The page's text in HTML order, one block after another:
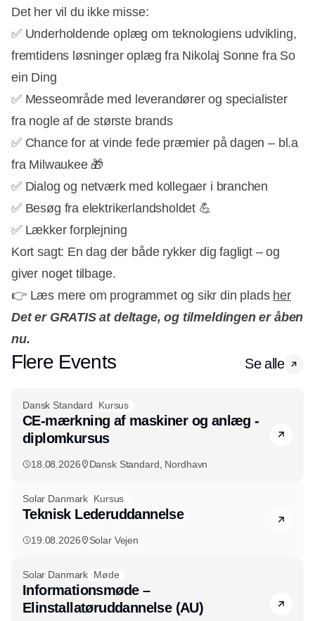
Det her vil du ikke misse:
✅ Underholdende oplæg om teknologiens udvikling,
fremtidens løsninger oplæg fra Nikolaj Sonne fra So
ein Ding
✅ Messeområde med leverandører og specialister
fra nogle af de største brands
✅ Chance for at vinde fede præmier på dagen – bl.a
fra Milwaukee 🎁
✅ Dialog og netværk med kollegaer i branchen
✅ Besøg fra elektrikerlandsholdet 💪
✅ Lækker forplejning
Kort sagt: En dag der både rykker dig fagligt – og
giver noget tilbage.
👉 Læs mere om programmet og sikr din plads her
Det er GRATIS at deltage, og tilmeldingen er åben
nu.
Flere Events Se alle
Dansk Standard Kursus
CE-mærkning af maskiner og anlæg -
diplomkursus
18.08.2026 Dansk Standard, Nordhavn
Solar Danmark Kursus
Teknisk Lederuddannelse
19.08.2026 Solar Vejen
Solar Danmark Møde
Informationsmøde –
Elinstallatøruddannelse (AU)